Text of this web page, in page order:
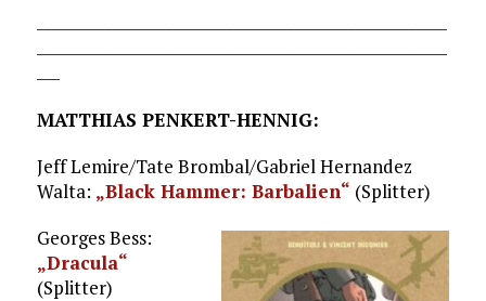
MATTHIAS PENKERT-HENNIG:
Jeff Lemire/Tate Brombal/Gabriel Hernandez
Walta: „Black Hammer: Barbalien“ (Splitter)
Georges Bess:
„Dracula“
(Splitter)